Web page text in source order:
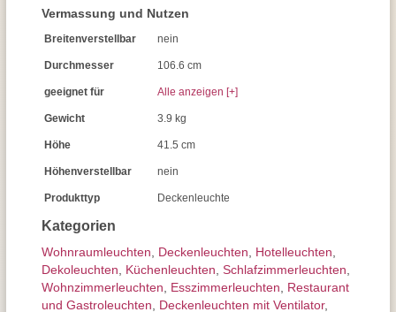
Kategorien
Wohnraum­leuchten Decken­leuchten Hotelleuchten
Dekoleuchten
Küchenleuchten Schlafzimmer­leuchten
Wohnzimmer­leuchten
Esszimmer­­leuchten
Restaurant
und Gastroleuchten
Deckenleuchten mit Ventilator,
Vermassung und Nutzen
Breitenverstellbar nein
Durchmesser 106.6 cm
geeignet für Alle anzeigen [+]
Gewicht 3.9 kg
Höhe 41.5 cm
Höhenverstellbar nein
Produkttyp Deckenleuchte